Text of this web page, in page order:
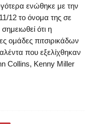
ενώθηκε με την
12 το όνομα της σε
σημειωθεί ότι η
ομάδες πιτσιρικάδων
που εξελίχθηκαν
Collins, Kenny Miller